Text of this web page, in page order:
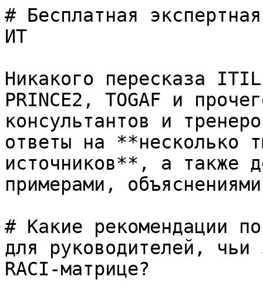
# Бесплатная
ИТ
Никакого пересказа
PRINCE2, TOGAF и
консультантов и
ответы на **несколько
источников**, а также
примерами,
# Какие рекомендации
для руководителей, чьи
RACI-матрице?